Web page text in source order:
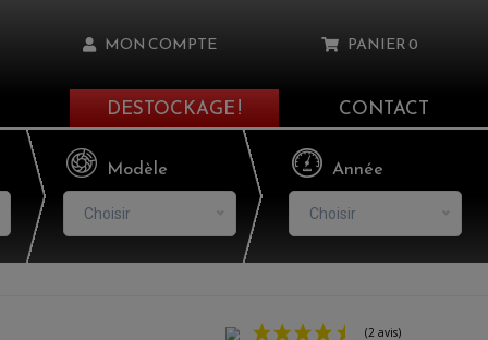
MON COMPTE PANIER0
Il n'y a aucun produit dans votre panier
DESTOCKAGE ! CONTACT
Modèle
Choisir
Année
Choisir